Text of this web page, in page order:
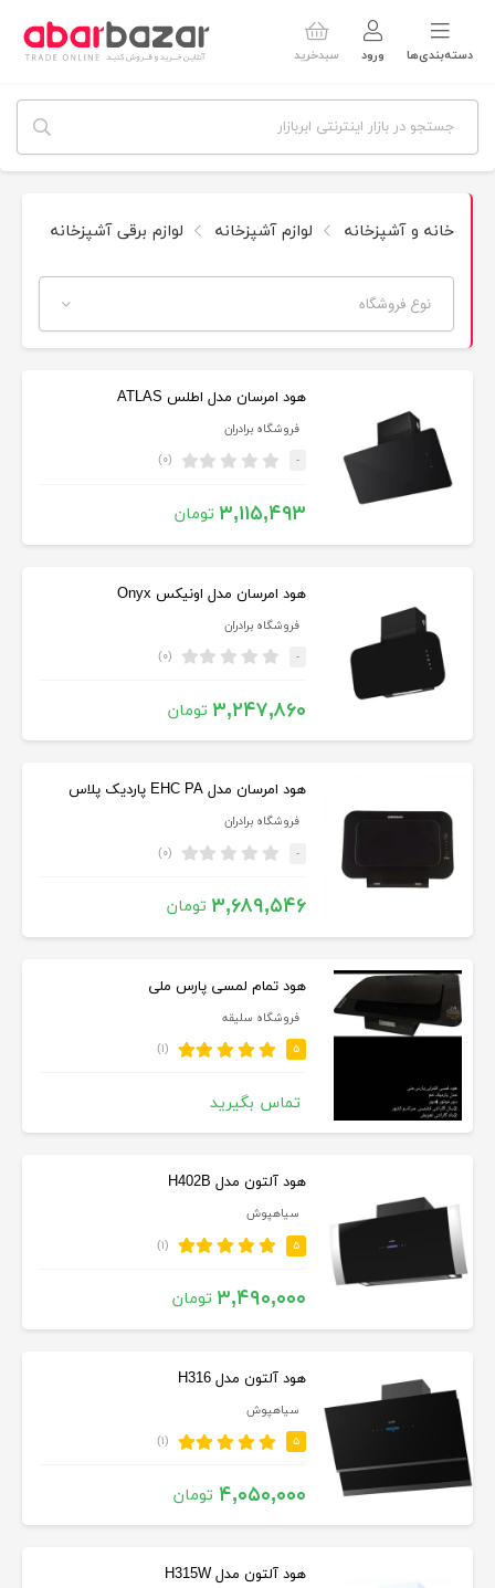
دسته‌بندی‌ها ورود سبدخرید
خانه و آشپزخانه لوازم آشپزخانه لوازم برقی آشپزخانه
نوع فروشگاه
هود امرسان مدل اطلس ATLAS
فروشگاه برادران
- (۰)
۳,۱۱۵,۴۹۳ تومان
هود امرسان مدل اونیکس Onyx
فروشگاه برادران
- (۰)
۳,۲۴۷,۸۶۰ تومان
هود امرسان مدل EHC PA پاردیک پلاس
فروشگاه برادران
- (۰)
۳,۶۸۹,۵۴۶ تومان
هود تمام لمسی پارس ملی
فروشگاه سلیقه
۵ (۱)
تماس بگیرید
هود آلتون مدل H402B
سیاهپوش
۵ (۱)
۳,۴۹۰,۰۰۰ تومان
هود آلتون مدل H316
سیاهپوش
۵ (۱)
۴,۰۵۰,۰۰۰ تومان
هود آلتون مدل H315W